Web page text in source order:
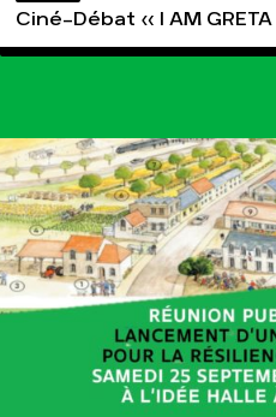
Ciné-Débat « I AM